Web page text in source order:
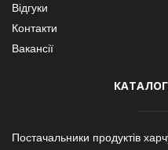
Відгуки
Контакти
Вакансії
Постачальники продуктів